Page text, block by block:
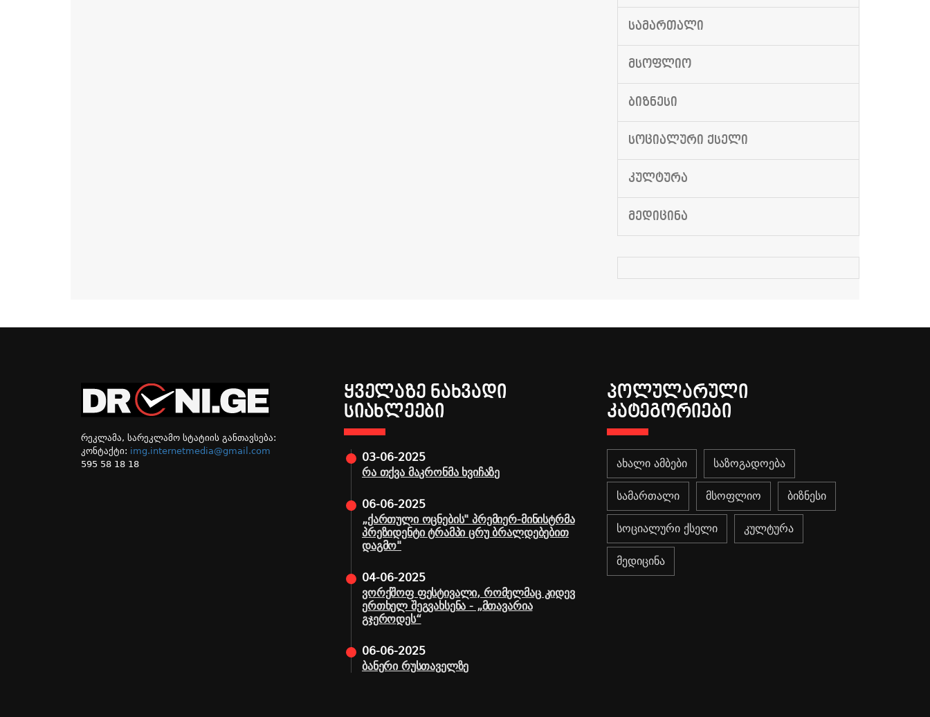
ᲡᲐᲛᲐᲠᲗᲐᲚᲘ
ᲛᲡᲝᲤᲚᲘᲝ
ᲑᲘᲖᲜᲔᲡᲘ
ᲡᲝᲪᲘᲐᲚᲣᲠᲘ ᲥᲡᲔᲚᲘ
ᲙᲣᲚᲢᲣᲠᲐ
ᲛᲔᲓᲘᲪᲘᲜᲐ
რეკლამა, სარეკლამო სტატიის განთავსება:
კონტაქტი: img.internetmedia@gmail.com
595 58 18 18
ᲧᲕᲔᲚᲐᲖᲔ ᲜᲐᲮᲕᲐᲓᲘ
ᲡᲘᲐᲮᲚᲔᲔᲑᲘ
03-06-2025
რა თქვა მაკრონმა ხვიჩაზე
06-06-2025
„ქართული ოცნების" პრემიერ-მინისტრმა
პრეზიდენტი ტრამპი ცრუ ბრალდებებით
დაგმო"
04-06-2025
ვორქშოფ ფესტივალი, რომელმაც კიდევ
ერთხელ შეგვახსენა - „მთავარია
გჯეროდეს“
06-06-2025
ბანერი რუსთაველზე
ᲞᲝᲚᲣᲚᲐᲠᲣᲚᲘ
ᲙᲐᲢᲔᲒᲝᲠᲘᲔᲑᲘ
ახალი ამბები საზოგადოება
სამართალი მსოფლიო ბიზნესი
სოციალური ქსელი კულტურა
მედიცინა